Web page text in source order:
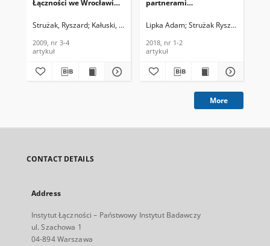
Łączności we Wrocławiu.
Techniki Informacyjne,
2009, nr 3-4
Strużak, Ryszard Kałuski, Marek Siczek, Stanisław Pietranik, Mirosław
2009, nr 3-4
artykuł
partnerami
Telekomunikacja i
Techniki Informacyjne,
Lipka Adam Strużak Ryszard
2018, nr 1-2
artykuł
More
CONTACT DETAILS
Address
Instytut Łączności – Państwowy Instytut Badawczy
ul. Szachowa 1
04-894 Warszawa